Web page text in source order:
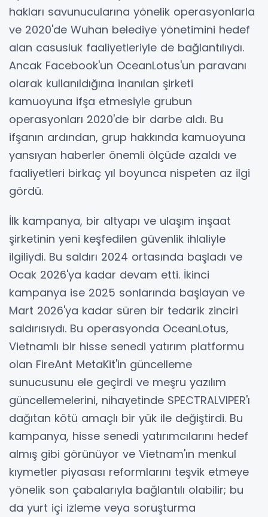
hakları savunucularına yönelik operasyonlarla
ve 2020'de Wuhan belediye yönetimini hedef
alan casusluk faaliyetleriyle de bağlantılıydı.
Ancak Facebook'un OceanLotus'un paravanı
olarak kullanıldığına inanılan şirketi
kamuoyuna ifşa etmesiyle grubun
operasyonları 2020'de bir darbe aldı. Bu
ifşanın ardından, grup hakkında kamuoyuna
yansıyan haberler önemli ölçüde azaldı ve
faaliyetleri birkaç yıl boyunca nispeten az ilgi
gördü.
İlk kampanya, bir altyapı ve ulaşım inşaat
şirketinin yeni keşfedilen güvenlik ihlaliyle
ilgiliydi. Bu saldırı 2024 ortasında başladı ve
Ocak 2026'ya kadar devam etti. İkinci
kampanya ise 2025 sonlarında başlayan ve
Mart 2026'ya kadar süren bir tedarik zinciri
saldırısıydı. Bu operasyonda OceanLotus,
Vietnamlı bir hisse senedi yatırım platformu
olan FireAnt MetaKit'in güncelleme
sunucusunu ele geçirdi ve meşru yazılım
güncellemelerini, nihayetinde SPECTRALVIPER'ı
dağıtan kötü amaçlı bir yük ile değiştirdi. Bu
kampanya, hisse senedi yatırımcılarını hedef
almış gibi görünüyor ve Vietnam'ın menkul
kıymetler piyasası reformlarını teşvik etmeye
yönelik son çabalarıyla bağlantılı olabilir; bu
da yurt içi izleme veya soruşturma